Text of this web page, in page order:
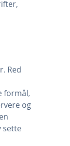
Red
formål,
og
sette